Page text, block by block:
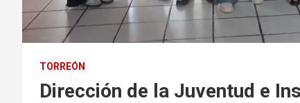
TORREÓN
Dirección de la Juventud e